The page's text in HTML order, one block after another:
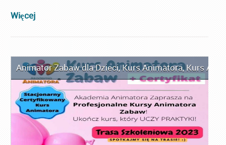
Więcej
Animator Zabaw dla Dzieci,Kurs Animatora,Kurs